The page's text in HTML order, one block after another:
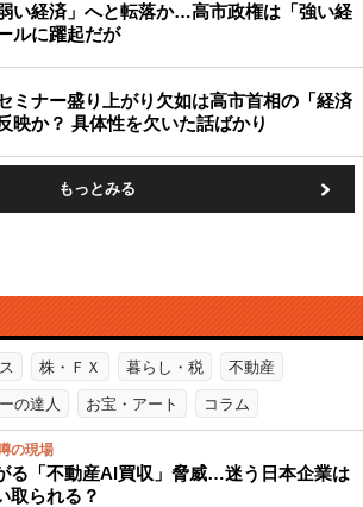
い経済」へと転落か…高市政権は「強い経
ルに躍起だが
ミナー盛り上がり欠如は高市首相の「経済
映か？ 具体性を欠いた話ばかり
もっとみる
株・ＦＸ 暮らし・税 不動産
の達人 お宝・アート コラム
の現場
る「不動産AI買収」脅威…迷う日本企業は
取られる？